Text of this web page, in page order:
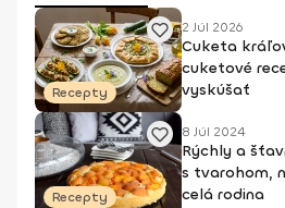
Recepty
2 Júl 2026
Cuketa
cuketové
vyskúšať
Recepty
8 Júl 2024
Rýchly a
s tvarohom,
celá rodina